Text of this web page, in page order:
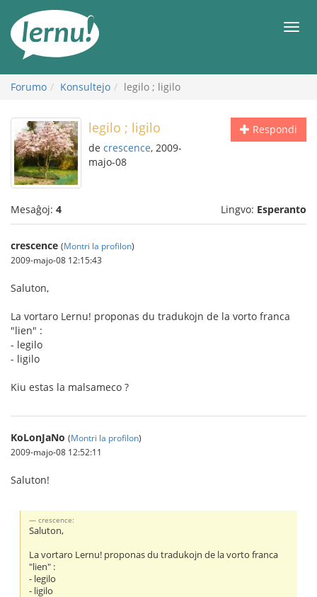
enhavo
Forumo Konsultejo legilo ; ligilo
Respondi
legilo ; ligilo
de crescence, 2009-
majo-08
Mesaĝoj: 4 Lingvo: Esperanto
crescence (Montri la profilon)
2009-majo-08 12:15:43
Saluton,
La vortaro Lernu! proponas du tradukojn de la vorto franca
"lien" :
- legilo
- ligilo
Kiu estas la malsameco ?
KoLonJaNo (Montri la profilon)
2009-majo-08 12:52:11
Saluton!
crescence:
Saluton,
La vortaro Lernu! proponas du tradukojn de la vorto franca
"lien" :
- legilo
- ligilo